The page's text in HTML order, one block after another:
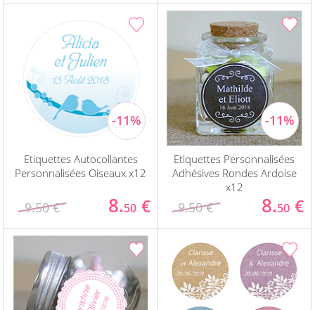
Etiquettes Autocollantes
Personnalisées Oiseaux x12
9.50 € 8.50 €
Etiquettes Personnalisées
Adhésives Rondes Ardoise
x12
9.50 € 8.50 €